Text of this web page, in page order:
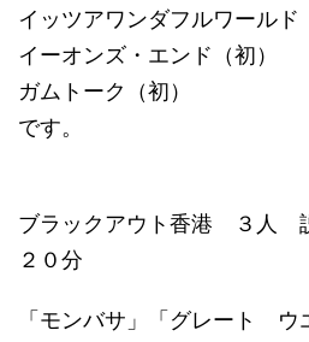
イッツアワンダフルワールド
イーオンズ・エンド（初）
ガムトーク（初）
です。
ブラックアウト香港 ３人
２０分
「モンバサ」「グレート ウ